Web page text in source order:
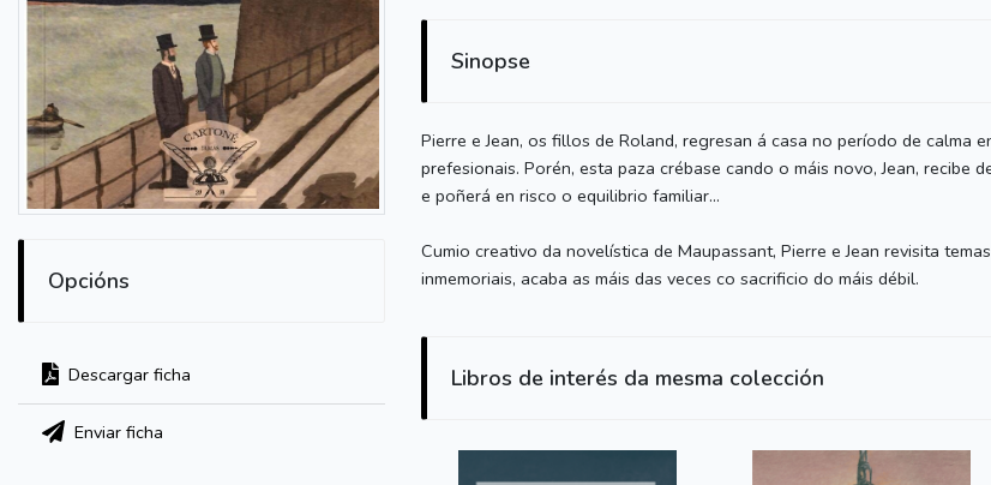
Opcións
Descargar ficha
Enviar ficha
Sinopse
Pierre e Jean, os fillos de Roland, regresan á casa no período de calma
prefesionais. Porén, esta paza crébase cando o máis novo, Jean, recibe
e poñerá en risco o equilibrio familiar...
Cumio creativo da novelística de Maupassant, Pierre e Jean revisita
inmemoriais, acaba as máis das veces co sacrificio do máis débil.
Libros de interés da mesma colección